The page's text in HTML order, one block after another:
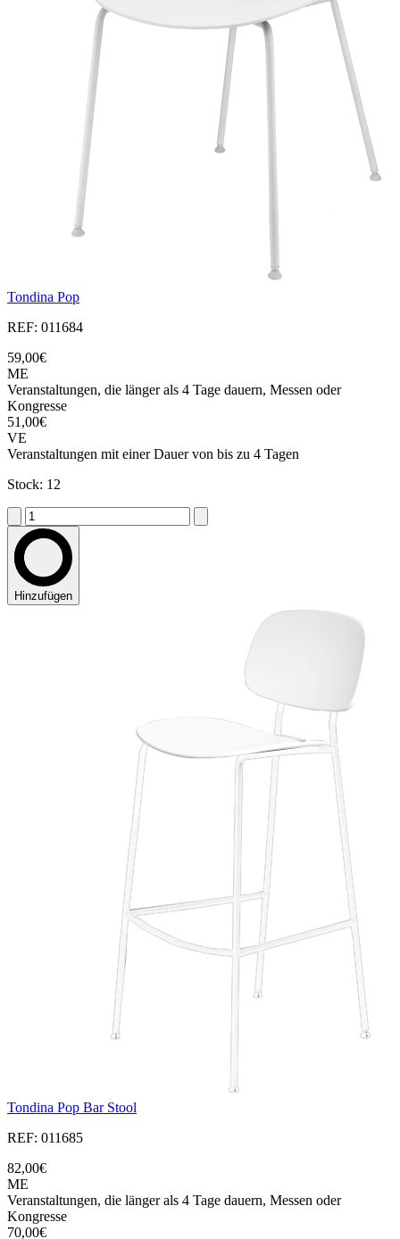
Tondina Pop
REF: 011684
59,00€
ME
Veranstaltungen, die länger als 4 Tage dauern, Messen oder
Kongresse
51,00€
VE
Veranstaltungen mit einer Dauer von bis zu 4 Tagen
Stock: 12
Hinzufügen
Tondina Pop Bar Stool
REF: 011685
82,00€
ME
Veranstaltungen, die länger als 4 Tage dauern, Messen oder
Kongresse
70,00€